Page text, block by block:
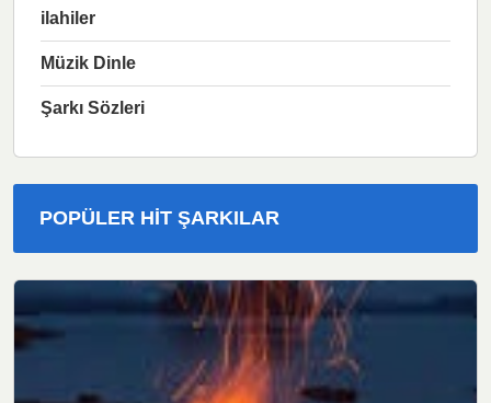
ilahiler
Müzik Dinle
Şarkı Sözleri
POPÜLER HIT ŞARKILAR